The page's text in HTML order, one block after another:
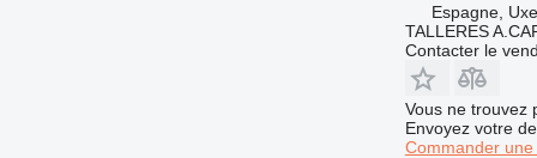
Espagne,
TALLERES
Contacter le
Vous ne trouvez
Envoyez votre
Commander